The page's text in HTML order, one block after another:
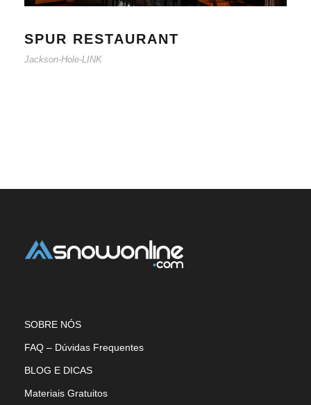
SPUR RESTAURANT
Jackson-Hole-LINK
SOBRE NÓS
FAQ – Dúvidas Frequentes
BLOG E DICAS
Materiais Gratuitos